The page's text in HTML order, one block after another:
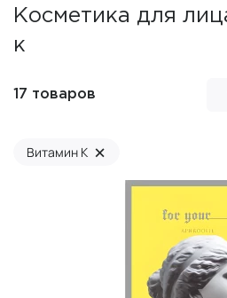
Косметика для
к
17 товаров
Витамин К ×